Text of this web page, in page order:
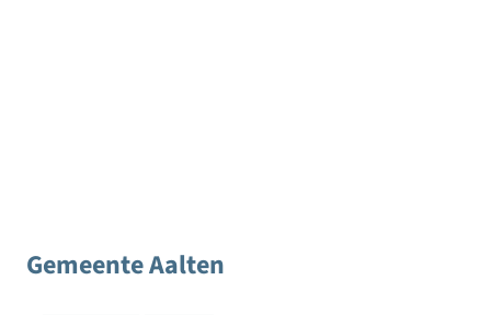
Gemeente Aalten